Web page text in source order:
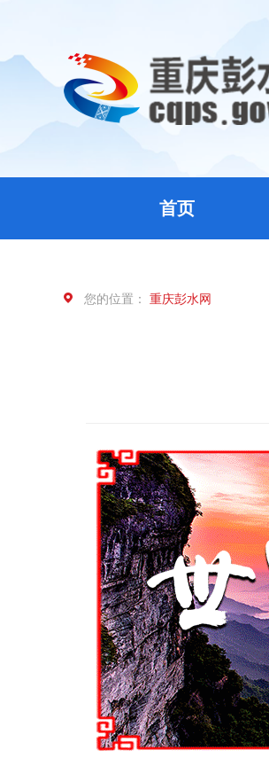
首页
您的位置： 重庆彭水网